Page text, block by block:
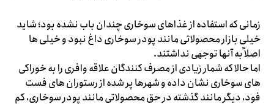
زمانی که استفاده از غذاهای سوخاری چندان باب نشده بود؛ شاید
خیلی بازار محصولاتی مانند پودر سوخاری داغ نبود و خیلی ها
اصلاً به آنها توجهی نداشتند.
اما حالا که شمار زیادی از مصرف کنندگان علاقه وافری را به خوراکی
های سوخاری نشان داده و شهرها پر شده از رستوران های فست
فود، دیگر مانند گذشته در حق محصولاتی مانند پودر سوخاری، کم